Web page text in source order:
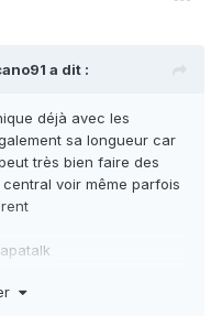
a dit :
déjà avec les
sa longueur car
très bien faire des
voir même parfois